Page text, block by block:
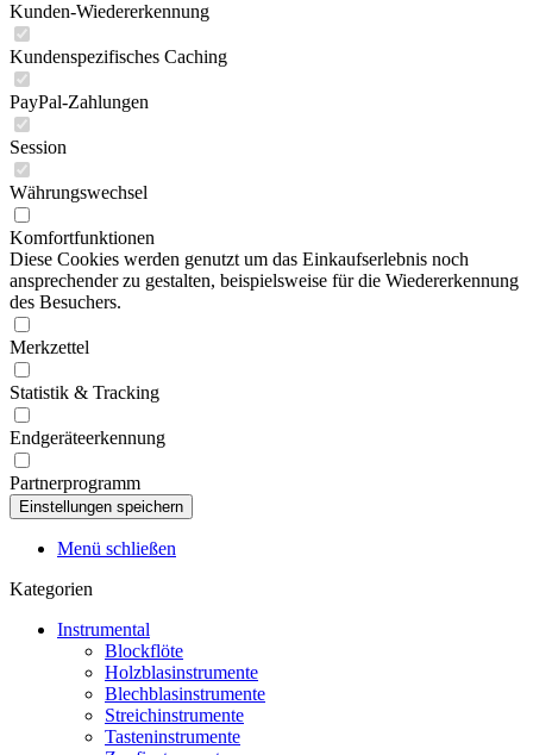
Kunden-Wiedererkennung
Kundenspezifisches Caching
PayPal-Zahlungen
Session
Währungswechsel
Komfortfunktionen
Diese Cookies werden genutzt um das Einkaufserlebnis noch
ansprechender zu gestalten, beispielsweise für die Wiedererkennung
des Besuchers.
Merkzettel
Statistik & Tracking
Endgeräteerkennung
Partnerprogramm
Menü schließen
Kategorien
Instrumental
Blockflöte
Holzblasinstrumente
Blechblasinstrumente
Streichinstrumente
Tasteninstrumente